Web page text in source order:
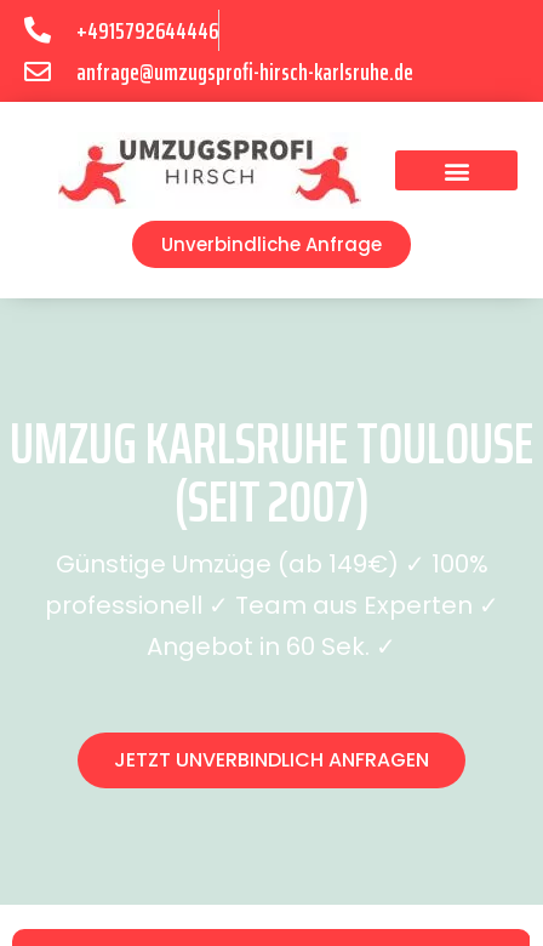
+4915792644446
anfrage@umzugsprofi-hirsch-karlsruhe.de
Unverbindliche Anfrage
UMZUG KARLSRUHE TOULOUSE
(SEIT 2007)
Günstige Umzüge (ab 149€) ✓ 100%
professionell ✓ Team aus Experten ✓
Angebot in 60 Sek. ✓
JETZT UNVERBINDLICH ANFRAGEN